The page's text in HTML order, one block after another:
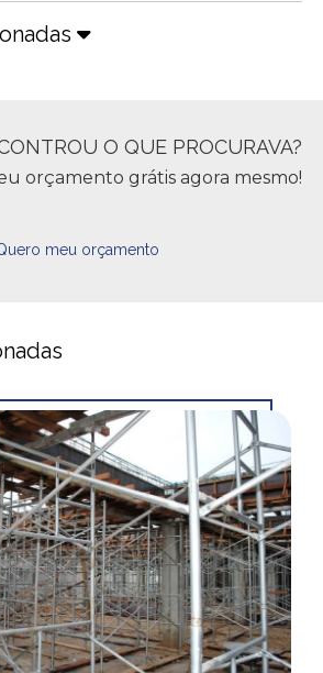
O QUE PROCURAVA?
orçamento grátis agora mesmo!
meu orçamento